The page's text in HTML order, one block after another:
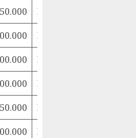
Rp23.176.551
Rp23.292.434
Rp23.408.896
Rp23.525.941
Rp23.643.570
Rp23.761.788